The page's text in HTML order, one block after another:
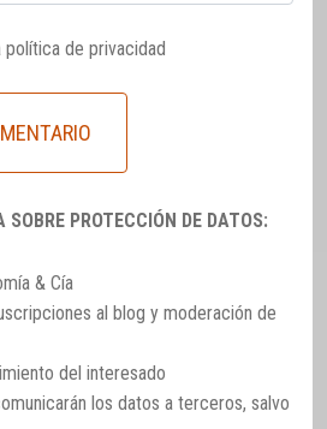
política de privacidad
PROTECCIÓN DE DATOS:
& Cía
al blog y moderación de
del interesado
los datos a terceros, salvo